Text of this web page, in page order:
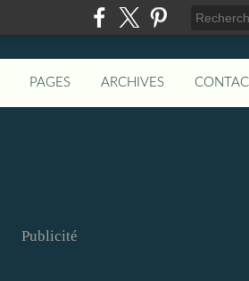
PAGES ARCHIVES
Publicité